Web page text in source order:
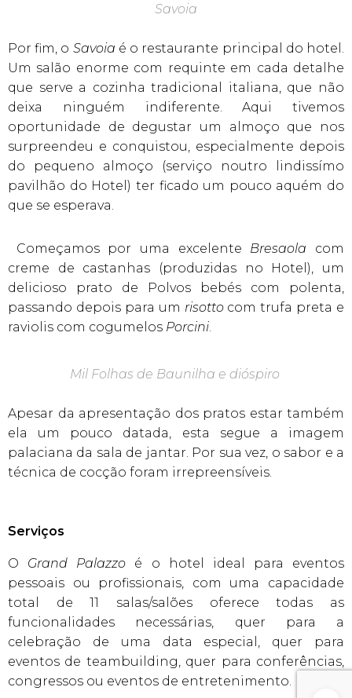
Savoia
Por fim, o Savoia é o restaurante principal do hotel.
Um salão enorme com requinte em cada detalhe
que serve a cozinha tradicional italiana, que não
deixa ninguém indiferente. Aqui tivemos
oportunidade de degustar um almoço que nos
surpreendeu e conquistou, especialmente depois
do pequeno almoço (serviço noutro lindissímo
pavilhão do Hotel) ter ficado um pouco aquém do
que se esperava.
Começamos por uma excelente Bresaola com
creme de castanhas (produzidas no Hotel), um
delicioso prato de Polvos bebés com polenta,
passando depois para um risottocom trufa preta e
raviolis com cogumelos Porcini.
Mil Folhas de Baunilha e dióspiro
Apesar da apresentação dos pratos estar também
ela um pouco datada, esta segue a imagem
palaciana da sala de jantar. Por sua vez, o sabor e a
técnica de cocção foram irrepreensíveis.
Serviços
O Grand Palazzo é o hotel ideal para eventos
pessoais ou profissionais, com uma capacidade
total de 11 salas/salões oferece todas as
funcionalidades necessárias, quer para a
celebração de uma data especial, quer para
eventos de teambuilding, quer para conferências,
congressos ou eventos de entretenimento.